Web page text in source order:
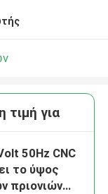
για
50Hz CNC
το ύψος
πριονιών